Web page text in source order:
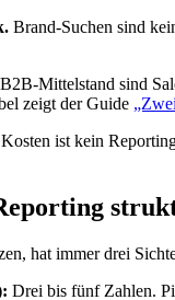
Brand-Suchen sind
Mittelstand sind
zeigt der Guide
ist kein
hat immer drei
Drei bis fünf Zahlen.